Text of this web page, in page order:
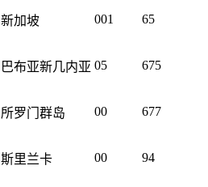
新加坡 001 65
巴布亚新几内亚 05 675
所罗门群岛 00 677
斯里兰卡 00 94